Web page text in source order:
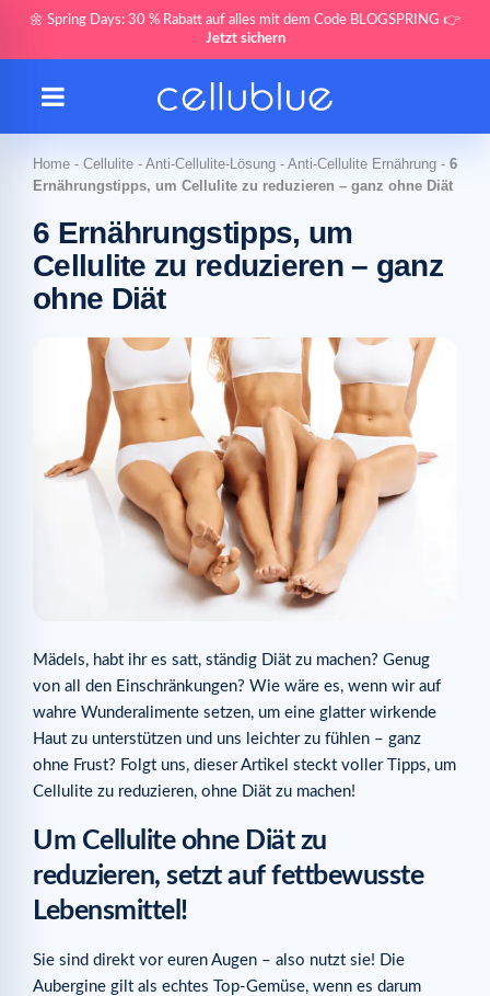
🌼 Spring Days: 30 % Rabatt auf alles mit dem Code BLOGSPRING 👉
Jetzt sichern
Home - Cellulite - Anti-Cellulite-Lösung - Anti-Cellulite Ernährung - 6
Ernährungstipps, um Cellulite zu reduzieren – ganz ohne Diät
6 Ernährungstipps, um
Cellulite zu reduzieren – ganz
ohne Diät
Mädels, habt ihr es satt, ständig Diät zu machen? Genug
von all den Einschränkungen? Wie wäre es, wenn wir auf
wahre Wunderalimente setzen, um eine glatter wirkende
Haut zu unterstützen und uns leichter zu fühlen – ganz
ohne Frust? Folgt uns, dieser Artikel steckt voller Tipps, um
Cellulite zu reduzieren, ohne Diät zu machen!
Um Cellulite ohne Diät zu
reduzieren, setzt auf fettbewusste
Lebensmittel!
Sie sind direkt vor euren Augen – also nutzt sie! Die
Aubergine gilt als echtes Top-Gemüse, wenn es darum